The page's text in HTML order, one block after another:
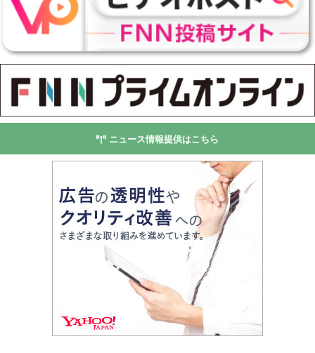
ニュース情報提供はこちら